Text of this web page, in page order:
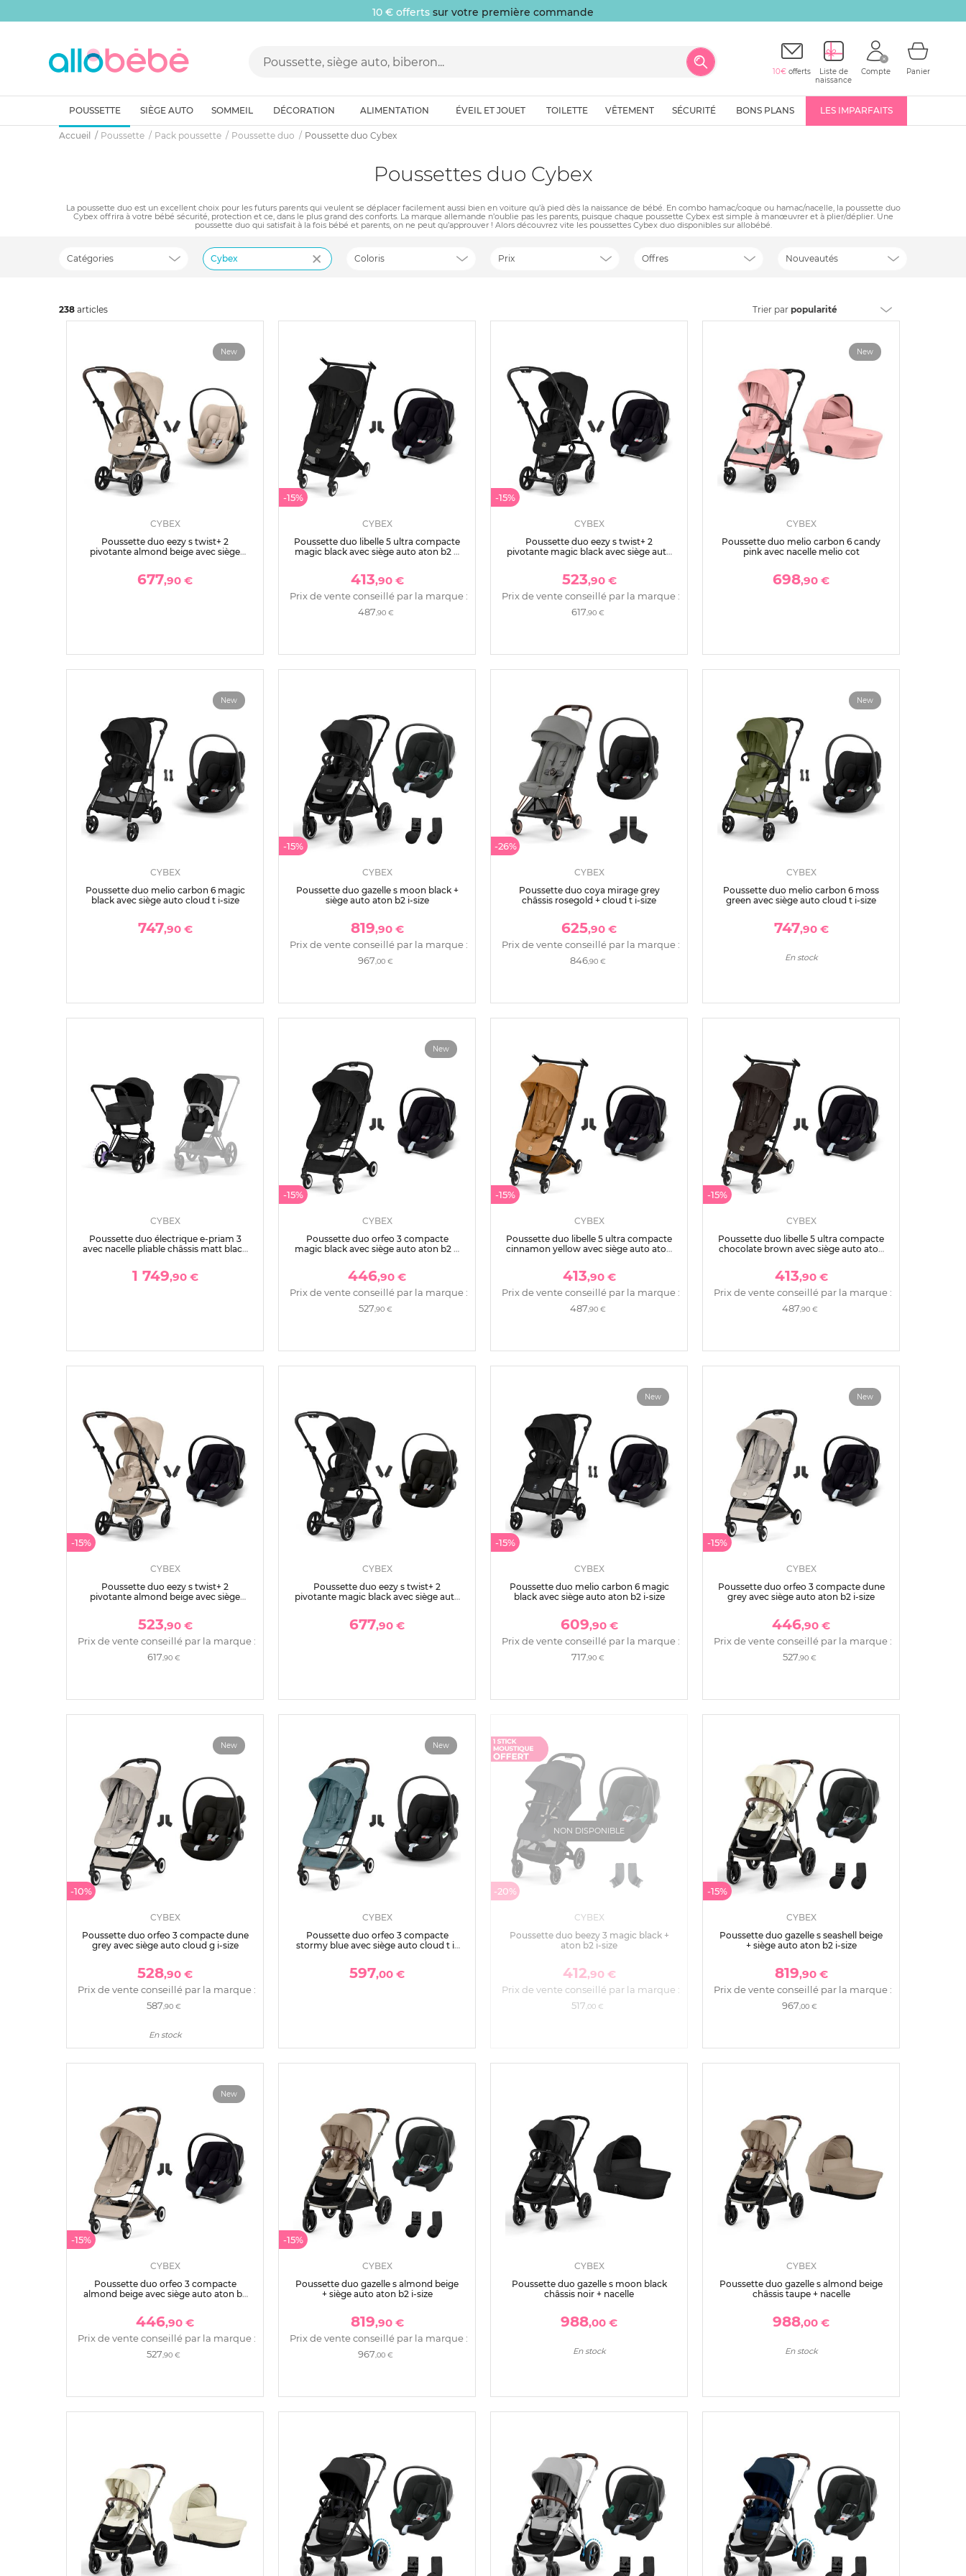
10 € offerts sur votre première commande
10€ offerts
Liste de
naissance
Compte Panier
POUSSETTE SIÈGE AUTO SOMMEIL DÉCORATION ALIMENTATION ÉVEIL ET JOUET TOILETTE VÊTEMENT SÉCURITÉ BONS PLANS LES IMPARFAITS
Accueil Poussette Pack poussette Poussette duo Poussette duo Cybex
Poussettes duo Cybex
La poussette duo est un excellent choix pour les futurs parents qui veulent se déplacer facilement aussi bien en voiture qu’à pied dès la naissance de bébé. En combo hamac/coque ou hamac/nacelle, la poussette duo
Cybex offrira à votre bébé sécurité, protection et ce, dans le plus grand des conforts. La marque allemande n’oublie pas les parents, puisque chaque poussette Cybex est simple à manœuvrer et à plier/déplier. Une
poussette duo qui satisfait à la fois bébé et parents, on ne peut qu’approuver ! Alors découvrez vite les poussettes Cybex duo disponibles sur allobébé.
Catégories Cybex Coloris Prix Offres Nouveautés
238 articles Trier par popularité
New
CYBEX
Poussette duo eezy s twist+ 2
pivotante almond beige avec siège
677,90 €
-15%
CYBEX
Poussette duo libelle 5 ultra compacte
magic black avec siège auto aton b2 i-
413,90 €
Prix de vente conseillé par la marque :
487 ,90 €
-15%
CYBEX
Poussette duo eezy s twist+ 2
pivotante magic black avec siège auto
523,90 €
Prix de vente conseillé par la marque :
617 ,90 €
New
CYBEX
Poussette duo melio carbon 6 candy
pink avec nacelle melio cot
698,90 €
New
CYBEX
Poussette duo melio carbon 6 magic
black avec siège auto cloud t i-size
747,90 €
-15%
CYBEX
Poussette duo gazelle s moon black +
siège auto aton b2 i-size
819,90 €
Prix de vente conseillé par la marque :
967 ,00 €
-26%
CYBEX
Poussette duo coya mirage grey
châssis rosegold + cloud t i-size
625,90 €
Prix de vente conseillé par la marque :
846,90 €
New
CYBEX
Poussette duo melio carbon 6 moss
green avec siège auto cloud t i-size
747,90 €
En stock
CYBEX
Poussette duo électrique e-priam 3
avec nacelle pliable châssis matt black
1 749,90 €
-15%
New
CYBEX
Poussette duo orfeo 3 compacte
magic black avec siège auto aton b2 i-
446,90 €
Prix de vente conseillé par la marque :
527,90 €
-15%
CYBEX
Poussette duo libelle 5 ultra compacte
cinnamon yellow avec siège auto aton
413,90 €
Prix de vente conseillé par la marque :
487,90 €
-15%
CYBEX
Poussette duo libelle 5 ultra compacte
chocolate brown avec siège auto aton
413,90 €
Prix de vente conseillé par la marque :
487,90 €
-15%
CYBEX
Poussette duo eezy s twist+ 2
pivotante almond beige avec siège
523,90 €
Prix de vente conseillé par la marque :
617 ,90 €
CYBEX
Poussette duo eezy s twist+ 2
pivotante magic black avec siège auto
677,90 €
-15%
New
CYBEX
Poussette duo melio carbon 6 magic
black avec siège auto aton b2 i-size
609,90 €
Prix de vente conseillé par la marque :
717 ,90 €
-15%
New
CYBEX
Poussette duo orfeo 3 compacte dune
grey avec siège auto aton b2 i-size
446,90 €
Prix de vente conseillé par la marque :
527 ,90 €
-10%
New
CYBEX
Poussette duo orfeo 3 compacte dune
grey avec siège auto cloud g i-size
528,90 €
Prix de vente conseillé par la marque :
587 ,90 €
En stock
New
CYBEX
Poussette duo orfeo 3 compacte
stormy blue avec siège auto cloud t i-
597,00 €
NON DISPONIBLE
-20%
CYBEX
Poussette duo beezy 3 magic black +
aton b2 i-size
412,90 €
Prix de vente conseillé par la marque :
517 ,00 €
-15%
CYBEX
Poussette duo gazelle s seashell beige
+ siège auto aton b2 i-size
819,90 €
Prix de vente conseillé par la marque :
967 ,00 €
-15%
New
CYBEX
Poussette duo orfeo 3 compacte
almond beige avec siège auto aton b2
446,90 €
Prix de vente conseillé par la marque :
527 ,90 €
-15%
CYBEX
Poussette duo gazelle s almond beige
+ siège auto aton b2 i-size
819,90 €
Prix de vente conseillé par la marque :
967 ,00 €
CYBEX
Poussette duo gazelle s moon black
châssis noir + nacelle
988,00 €
En stock
CYBEX
Poussette duo gazelle s almond beige
châssis taupe + nacelle
988,00 €
En stock